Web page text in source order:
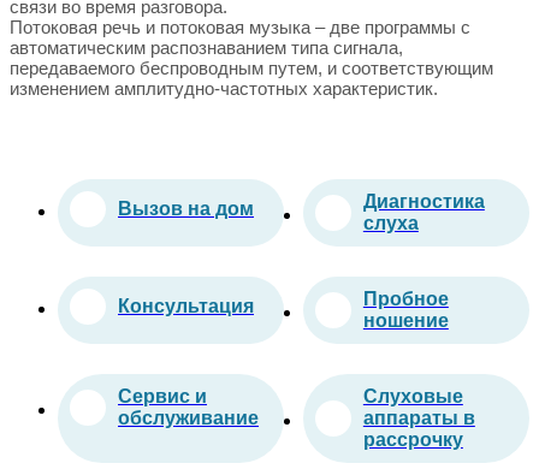
связи во время разговора.
Потоковая речь и потоковая музыка – две программы с
автоматическим распознаванием типа сигнала,
передаваемого беспроводным путем, и соответствующим
изменением амплитудно-частотных характеристик.
Вызов на дом
Диагностика
слуха
Консультация
Пробное
ношение
Сервис и
обслуживание
Слуховые
аппараты в
рассрочку